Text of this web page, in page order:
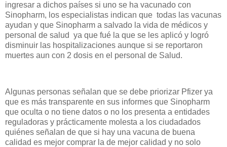
ingresar a dichos países si uno se ha vacunado con
Sinopharm, los especialistas indican que todas las vacunas
ayudan y que Sinopharm a salvado la vida de médicos y
personal de salud ya que fué la que se les aplicó y logró
disminuir las hospitalizaciones aunque si se reportaron
muertes aun con 2 dosis en el personal de Salud.
Algunas personas señalan que se debe priorizar Pfizer ya
que es más transparente en sus informes que Sinopharm
que oculta o no tiene datos o no los presenta a entidades
reguladoras y prácticamente molesta a los ciudadados
quiénes señalan de que si hay una vacuna de buena
calidad es mejor comprar la de mejor calidad y no solo